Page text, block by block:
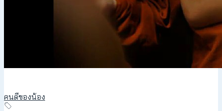
คนดีของน้อง